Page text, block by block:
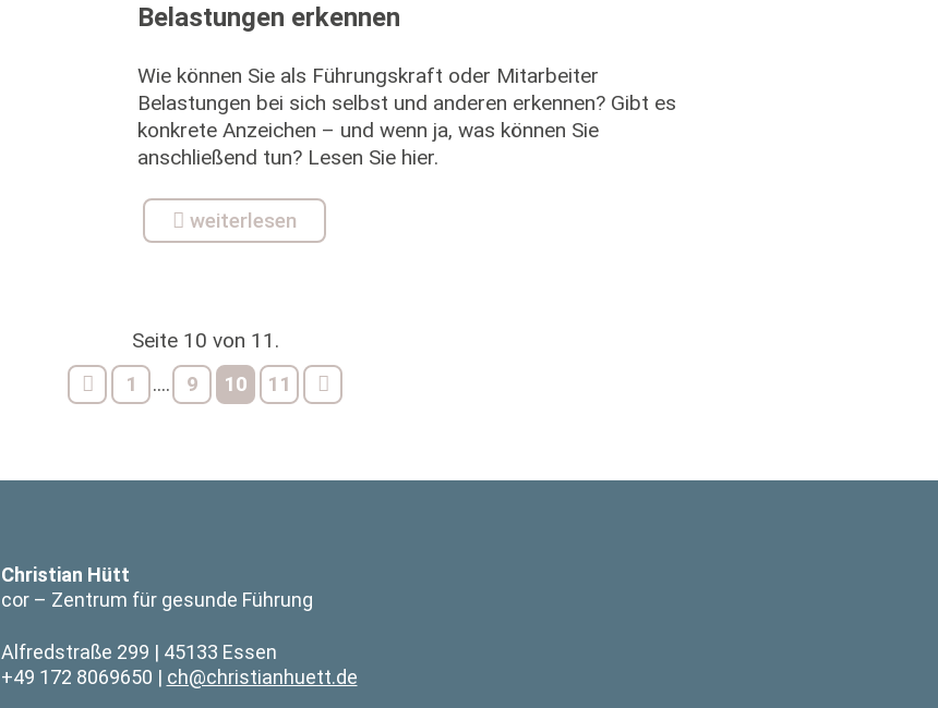
Belastungen erkennen
Wie können Sie als Führungskraft oder Mitarbeiter
Belastungen bei sich selbst und anderen erkennen? Gibt es
konkrete Anzeichen – und wenn ja, was können Sie
anschließend tun? Lesen Sie hier.
weiterlesen
Seite 10 von 11.
1
.... 9 10 11
Christian Hütt
cor – Zentrum für gesunde Führung
Alfredstraße 299
45133 Essen
+49 172 8069650
ch@christianhuett.de